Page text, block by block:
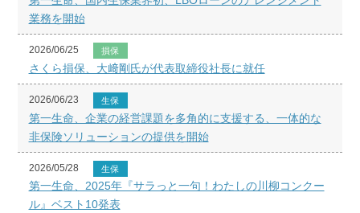
業務を開始
2026/06/25 損保
さくら損保、大﨑剛氏が代表取締役社長に就任
2026/06/23 生保
第一生命、企業の経営課題を多角的に支援する、一体的な
非保険ソリューションの提供を開始
2026/05/28 生保
第一生命、2025年『サラっと一句！わたしの川柳コンクー
ル』ベスト10発表